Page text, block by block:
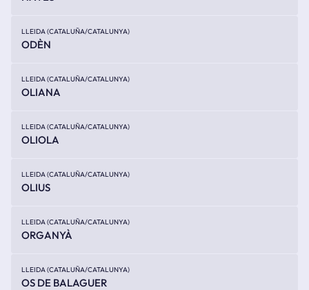
LLEIDA (CATALUÑA/CATALUNYA)
ODÈN
LLEIDA (CATALUÑA/CATALUNYA)
OLIANA
LLEIDA (CATALUÑA/CATALUNYA)
OLIOLA
LLEIDA (CATALUÑA/CATALUNYA)
OLIUS
LLEIDA (CATALUÑA/CATALUNYA)
ORGANYÀ
LLEIDA (CATALUÑA/CATALUNYA)
OS DE BALAGUER